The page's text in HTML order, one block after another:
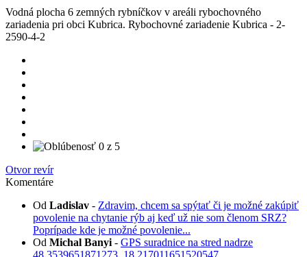
Vodná plocha 6 zemných rybníčkov v areáli rybochovného
zariadenia pri obci Kubrica. Rybochovné zariadenie Kubrica - 2-
2590-4-2
Otvor revír
Komentáre
Od Ladislav - Zdravim, chcem sa spýtať či je možné zakúpiť
povolenie na chytanie rýb aj keď už nie som členom SRZ?
Poprípade kde je možné povolenie...
Od Michal Banyi - GPS suradnice na stred nadrze